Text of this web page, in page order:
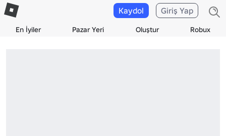
En İyiler Pazar Yeri Oluştur Robux
Kaydol Giriş Yap